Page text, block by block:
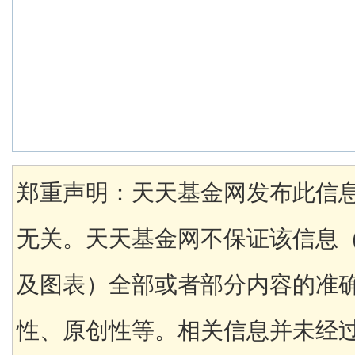
郑重声明：天天基金网发布此信
无关。天天基金网不保证该信息
及图表）全部或者部分内容的准
性、原创性等。相关信息并未经